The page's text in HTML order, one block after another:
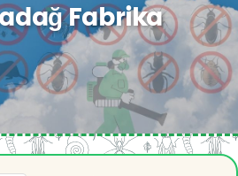
Fabrika